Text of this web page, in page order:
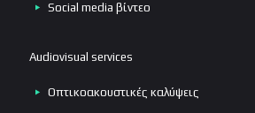
Social media βίντεο
Audiovisual services
Οπτικοακουστικές καλύψεις